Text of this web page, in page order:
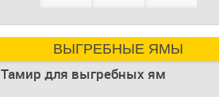
ВЫГРЕБНЫЕ ЯМЫ
Тамир для выгребных ям